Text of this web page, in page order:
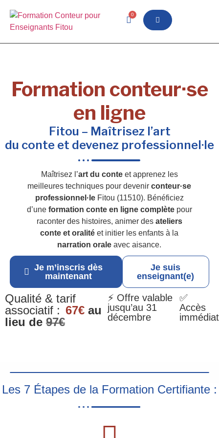
0
Formation conteur·se
en ligne
Fitou – Maîtrisez l’art
du conte et devenez professionnel·le
Maîtrisez l’art du conteet apprenez les
meilleures techniques pour devenirconteur·se
professionnel·leFitou (11510). Bénéficiez
d’une formation conte en ligne complètepour
raconter des histoires, animer des ateliers
conte et oralité et initier les enfants à la
narration orale avec aisance.
Je m’inscris dès
maintenant
Je suis
enseignant(e)
Qualité & tarif
associatif : 67€ au
lieu de 97€
⚡ Offre valable
jusqu’au 31
décembre
✅
Accès
immédiat
Les 7 Étapes de la Formation Certifiante :